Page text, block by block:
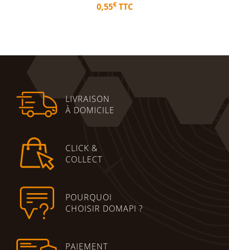
LIVRAISON
À DOMICILE
CLICK &
COLLECT
POURQUOI
CHOISIR DOMAPI ?
PAIEMENT